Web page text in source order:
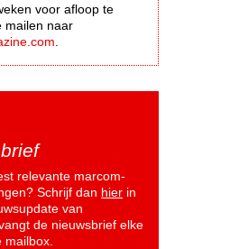
voor afloop te
mailen naar
relevante marcom-
Schrijf dan hier in
van
de nieuwsbrief elke